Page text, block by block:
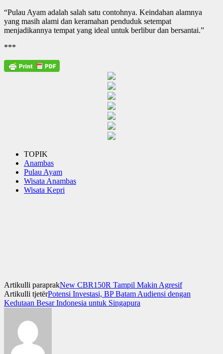
“Pulau Ayam adalah salah satu contohnya. Keindahan alamnya
yang masih alami dan keramahan penduduk setempat
menjadikannya tempat yang ideal untuk berlibur dan bersantai.”
***
TOPIK
Anambas
Pulau Ayam
Wisata Anambas
Wisata Kepri
Artikulli paraprakNew CBR150R Tampil Makin Agresif
Artikulli tjetërPotensi Investasi, BP Batam Audiensi dengan
Kedutaan Besar Indonesia untuk Singapura